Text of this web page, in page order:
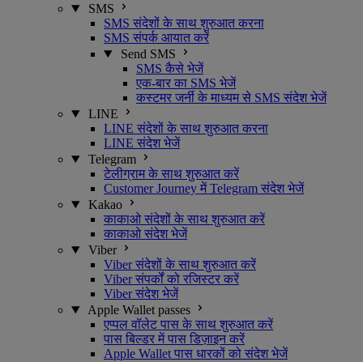
SMS
SMS संदेशों के साथ शुरुआत करना
SMS संपर्क आयात करें
Send SMS
SMS कैसे भेजें
एक-बार का SMS भेजें
कस्टमर जर्नी के माध्यम से SMS संदेश भेजें
LINE
LINE संदेशों के साथ शुरुआत करना
LINE संदेश भेजें
Telegram
टेलीग्राम के साथ शुरुआत करें
Customer Journey में Telegram संदेश भेजें
Kakao
काकाओ संदेशों के साथ शुरुआत करें
काकाओ संदेश भेजें
Viber
Viber संदेशों के साथ शुरुआत करें
Viber संपर्कों को रजिस्टर करें
Viber संदेश भेजें
Apple Wallet passes
एप्पल वॉलेट पास के साथ शुरुआत करें
पास बिल्डर में पास डिज़ाइन करें
Apple Wallet पास धारकों को संदेश भेजें